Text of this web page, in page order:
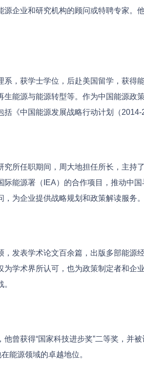
源企业和研究机构的顾问或特聘专家
系，获学士学位，后赴美国留学，获
生能源与能源转型等。作为中国能源政
《中国能源发展战略行动计划（2014-
究所任职期间，周大地担任所长，主
际能源署（IEA）的合作项目，推动中
为企业提供战略规划和政策解读服务。
，发表学术论文百余篇，出版多部能
学术界所认可，也为政策制定者和企
曾获得“国家科技进步奖”二等奖，并
能源领域的卓越地位。